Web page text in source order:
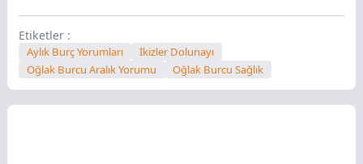
Etiketler :
Aylık Burç Yorumları
İkizler Dolunayı
Oğlak Burcu Aralık Yorumu
Oğlak Burcu Sağlık